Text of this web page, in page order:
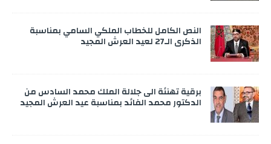
النص الكامل للخطاب الملكي السامي بمناسبة
الذكرى الـ27 لعيد العرش المجيد
برقية تهنئة الى جلالة الملك محمد السادس من
الدكتور محمد الفائد بمناسبة عيد العرش المجيد